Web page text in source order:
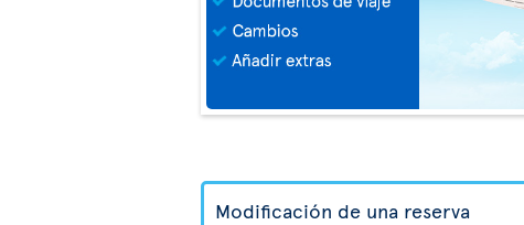
Modificación de una reserva